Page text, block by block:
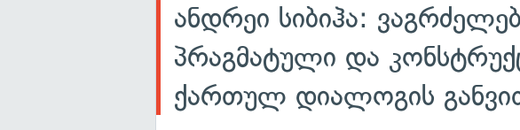
ანდრეი სიბიჰა:
პრაგმატული და
ქართულ დიალოგის